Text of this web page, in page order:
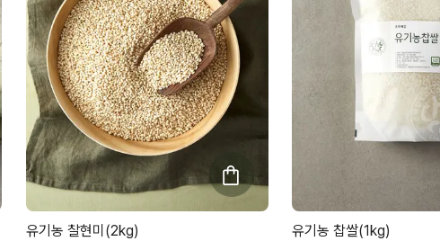
유기농 찰현미(2kg) 유기농 찹쌀(1kg)